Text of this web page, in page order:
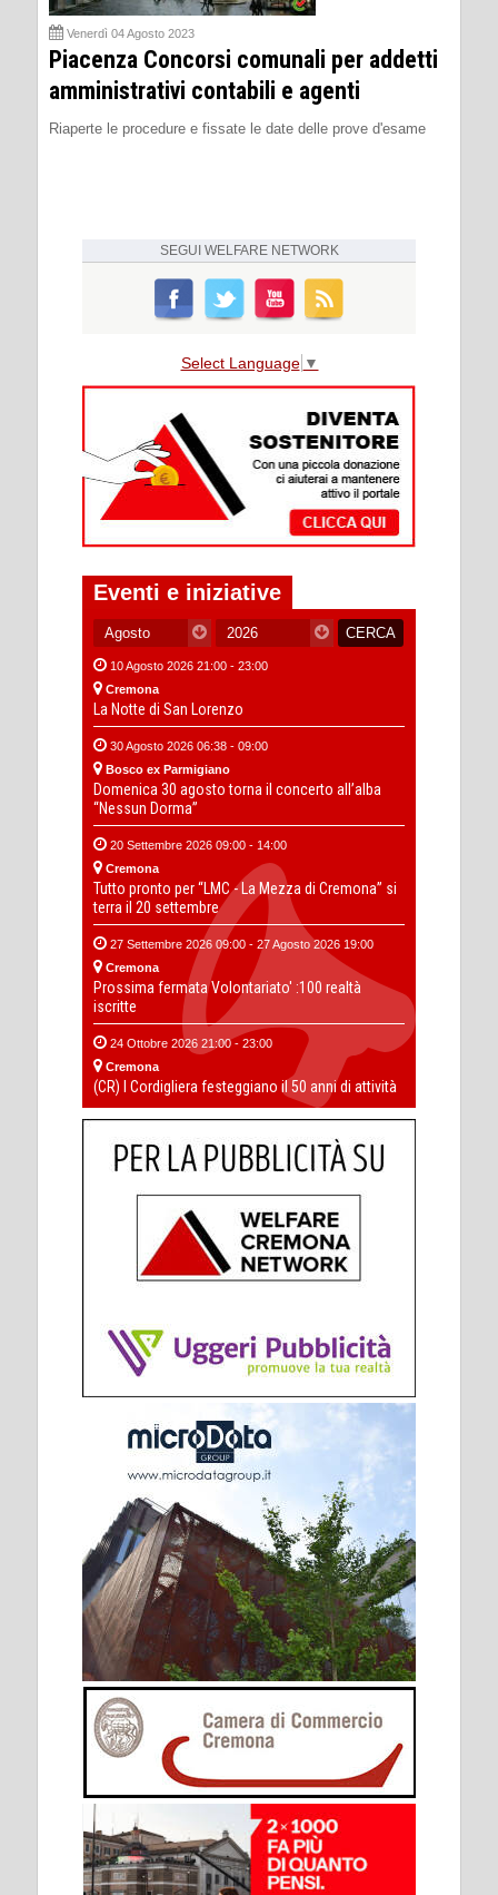
Venerdì 04 Agosto 2023
Piacenza Concorsi comunali per addetti
amministrativi contabili e agenti
Riaperte le procedure e fissate le date delle prove d'esame
SEGUI WELFARE NETWORK
Select Language ▼
Eventi e iniziative
10 Agosto 2026 21:00 - 23:00
Cremona
La Notte di San Lorenzo
30 Agosto 2026 06:38 - 09:00
Bosco ex Parmigiano
Domenica 30 agosto torna il concerto all’alba
“Nessun Dorma”
20 Settembre 2026 09:00 - 14:00
Cremona
Tutto pronto per “LMC - La Mezza di Cremona” si
terra il 20 settembre
27 Settembre 2026 09:00 - 27 Agosto 2026 19:00
Cremona
Prossima fermata Volontariato' :100 realtà
iscritte
24 Ottobre 2026 21:00 - 23:00
Cremona
(CR) I Cordigliera festeggiano il 50 anni di attività